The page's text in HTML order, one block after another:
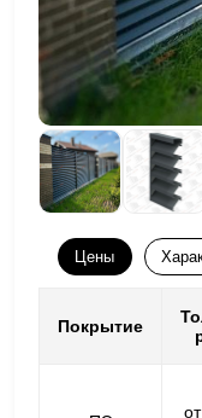
Цены
Покрытие